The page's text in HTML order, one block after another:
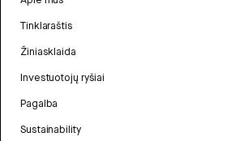
Tinklaraštis
Žiniasklaida
Investuotojų ryšiai
Pagalba
Sustainability